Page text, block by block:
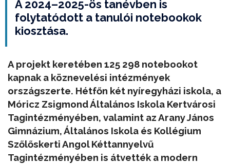
A 2024–2025-ös tanévben is
folytatódott a tanulói notebookok
kiosztása.
A projekt keretében 125 298 notebookot
kapnak a köznevelési intézmények
országszerte. Hétfőn két nyíregyházi iskola, a
Móricz Zsigmond Általános Iskola Kertvárosi
Tagintézményében, valamint az Arany János
Gimnázium, Általános Iskola és Kollégium
Szőlőskerti Angol Kéttannyelvű
Tagintézményében is átvették a modern